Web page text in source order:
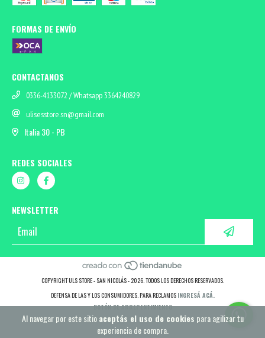
Al navegar por este sitioaceptás el uso de cookies para agilizar tu
experiencia de compra.
FORMAS DE ENVÍO
CONTACTANOS
0336-4133072 / Whatsapp 3364240829
ulisesstore.sn@gmail.com
Italia 30 - PB
REDES SOCIALES
NEWSLETTER
COPYRIGHT ULS STORE - SAN NICOLÁS - 2026. TODOS LOS DERECHOS RESERVADOS.
DEFENSA DE LAS Y LOS CONSUMIDORES. PARA RECLAMOS INGRESÁ ACÁ.
BOTÓN DE ARREPENTIMIENTO